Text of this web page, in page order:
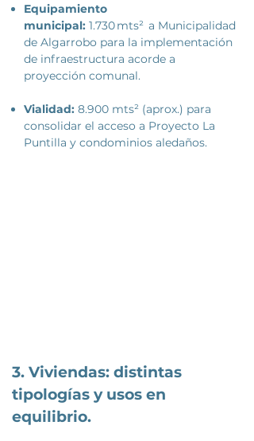
Equipamiento
municipal: 1.730 mts² a Municipalidad
de Algarrobo para la implementación
de infraestructura acorde a
proyección comunal.
Vialidad: 8.900 mts² (aprox.) para
consolidar el acceso a Proyecto La
Puntilla y condominios aledaños.
​3. Viviendas: distintas
tipologías y usos en
equilibrio.​